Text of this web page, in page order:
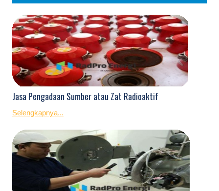
Jasa Pengadaan Sumber atau Zat Radioaktif
Selengkapnya...